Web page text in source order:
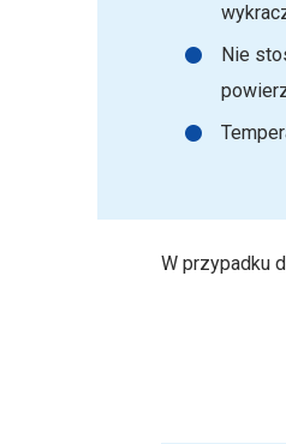
Nie
W przypadku